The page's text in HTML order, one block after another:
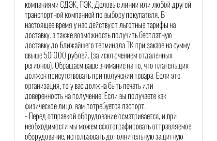
компаниями СДЭК, ПЭК, Деловые линии или любой другой
транспортной компанией по выбору покупателя. В
настоящее время у нас действуют льготные тарифы на
доставку, а также возможность получить бесплатную
доставку до ближайшего терминала ТК при заказе на сумму
свыше 50 000 рублей. (за исключением отдаленных
регионов). Обращаем ваше внимание на то, что плательщик
должен присутствовать при получении товара. Если это
организация, то у вас должна быть печать или
доверенность на получение. Если вы получаете как
физическое лицо, вам потребуется паспорт.
- Перед отправкой оборудование осматривается, и при
необходимости мы можем сфотографировать отправляемое
оборудование, использовать дополнительную защитную